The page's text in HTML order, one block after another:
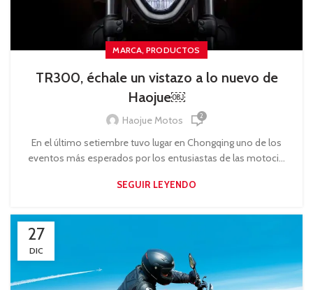
MARCA, PRODUCTOS
TR300, échale un vistazo a lo nuevo de
Haojue￼
Haojue Motos 2
En el último setiembre tuvo lugar en Chongqing uno de los
eventos más esperados por los entusiastas de las motoci...
SEGUIR LEYENDO
27
DIC